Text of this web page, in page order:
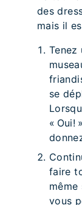
des
mais il
Tenez
se
« Oui!
faire
même
vous